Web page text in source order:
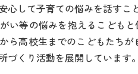
心して子育ての悩みを話すこ
い等の悩みを抱えるこども
ら高校生までのこどもたち
くり活動を展開しています。